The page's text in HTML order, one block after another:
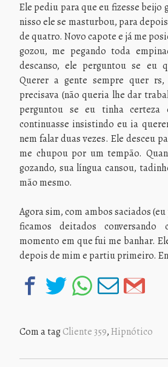
Ele pediu para que eu fizesse beijo
nisso ele se masturbou, para
de quatro. Novo capote e já me
gozou, me pegando toda
descanso, ele perguntou se eu
Querer a gente sempre quer
precisava (não queria lhe dar
perguntou se eu tinha certeza
continuasse insistindo eu ia
nem falar duas vezes. Ele desceu
me chupou por um tempão.
gozando, sua língua cansou,
mão mesmo.
Agora sim, com ambos saciados
ficamos deitados conversando
momento em que fui me banhar.
depois de mim e partiu primeiro.
Com a tagCliente 359,Hipnótico
NAVEGAÇÃO